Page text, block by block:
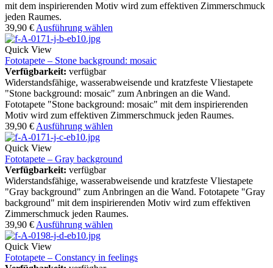
mit dem inspirierenden Motiv wird zum effektiven Zimmerschmuck
jeden Raumes.
39,90 € Ausführung wählen
Quick View
Fototapete – Stone background: mosaic
Verfügbarkeit: verfügbar
Widerstandsfähige, wasserabweisende und kratzfeste Vliestapete
"Stone background: mosaic" zum Anbringen an die Wand.
Fototapete "Stone background: mosaic" mit dem inspirierenden
Motiv wird zum effektiven Zimmerschmuck jeden Raumes.
39,90 € Ausführung wählen
Quick View
Fototapete – Gray background
Verfügbarkeit: verfügbar
Widerstandsfähige, wasserabweisende und kratzfeste Vliestapete
"Gray background" zum Anbringen an die Wand. Fototapete "Gray
background" mit dem inspirierenden Motiv wird zum effektiven
Zimmerschmuck jeden Raumes.
39,90 € Ausführung wählen
Quick View
Fototapete – Constancy in feelings